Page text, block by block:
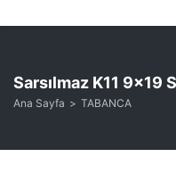
Sarsılmaz K11 9×19
Ana Sayfa TABANCA